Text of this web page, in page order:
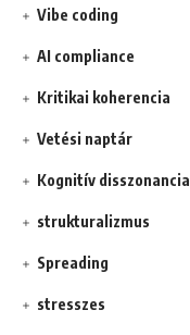
Vibe coding
AI compliance
Kritikai koherencia
Vetési naptár
Kognitív disszonancia
strukturalizmus
Spreading
stresszes